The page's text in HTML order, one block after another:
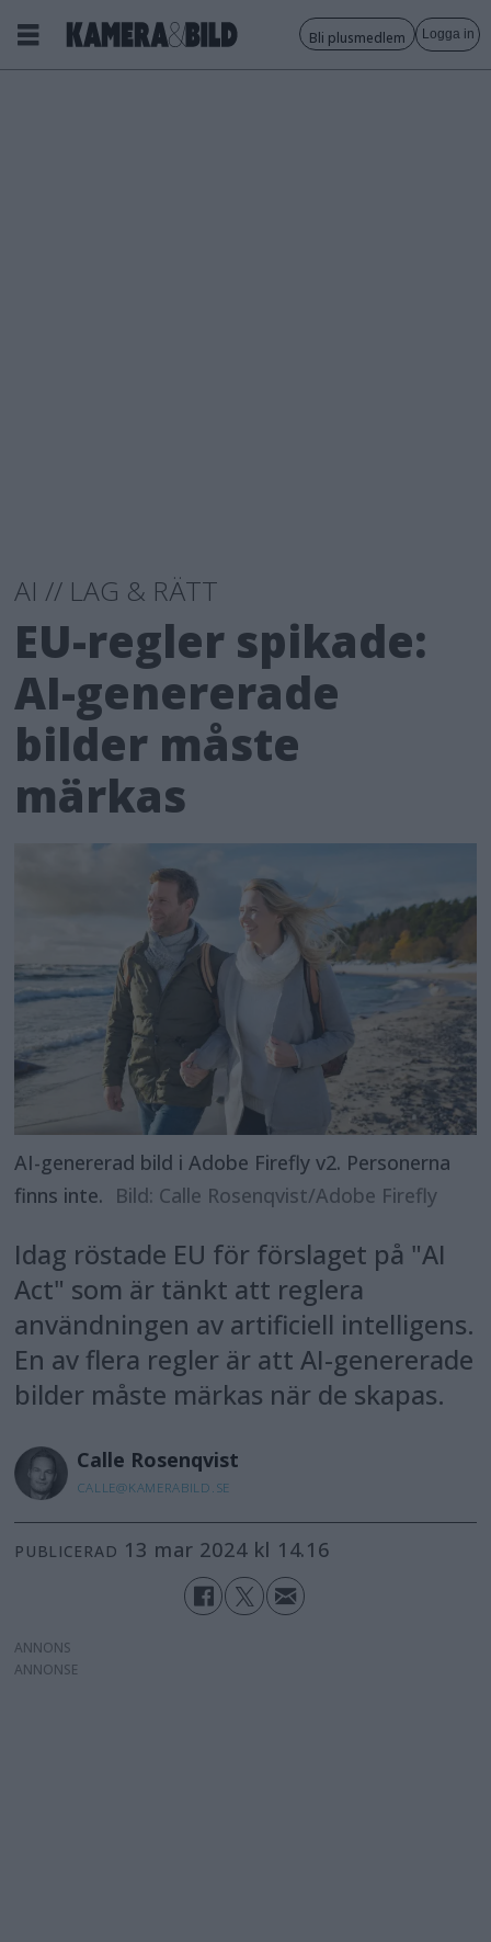
Bli plusmedlem Logga in
AI // LAG & RÄTT
EU-regler spikade:
AI-genererade
bilder måste
märkas
AI-genererad bild i Adobe Firefly v2. Personerna
finns inte. Bild: Calle Rosenqvist/Adobe Firefly
Idag röstade EU för förslaget på "AI
Act" som är tänkt att reglera
användningen av artificiell intelligens.
En av flera regler är att AI-genererade
bilder måste märkas när de skapas.
Calle Rosenqvist
CALLE@KAMERABILD.SE
PUBLICERAD 13 mar 2024 kl 14.16
ANNONS